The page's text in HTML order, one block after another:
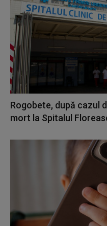
Rogobete, după cazul
mort la Spitalul